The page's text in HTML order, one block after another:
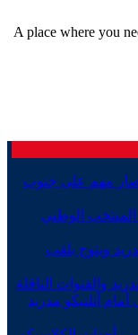
A place where you
تدشن كأس العالم 2026 بانتصار مهم على جنوب
الوطني
ويتوج بلقب
والقنوات الناقلة
أتلتيكو مدريد